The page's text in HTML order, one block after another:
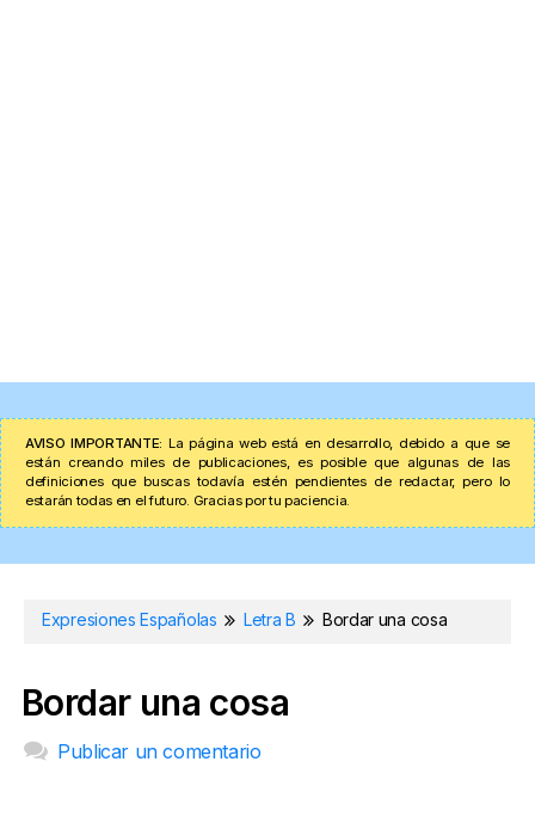
AVISO IMPORTANTE: La página web está en desarrollo, debido a que se
están creando miles de publicaciones, es posible que algunas de las
definiciones que buscas todavía estén pendientes de redactar, pero lo
estarán todas en el futuro. Gracias por tu paciencia.
Expresiones Españolas Letra B Bordar una cosa
Bordar una cosa
Publicar un comentario